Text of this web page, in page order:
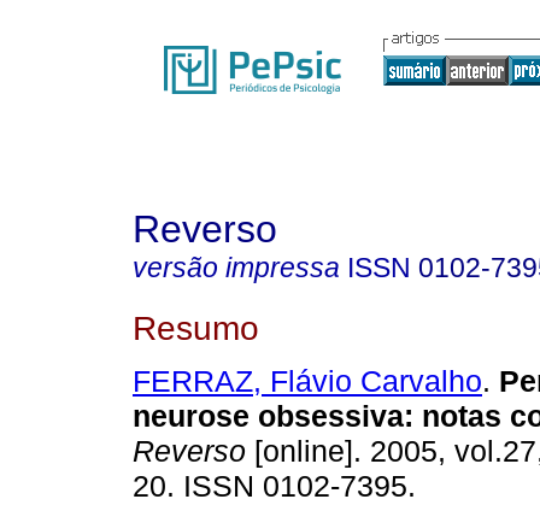
Reverso
versão impressa ISSN 0102-
Resumo
FERRAZ, Flávio Carvalho.
neurose obsessiva: notas
Reverso [online]. 2005,
20. ISSN 0102-7395.